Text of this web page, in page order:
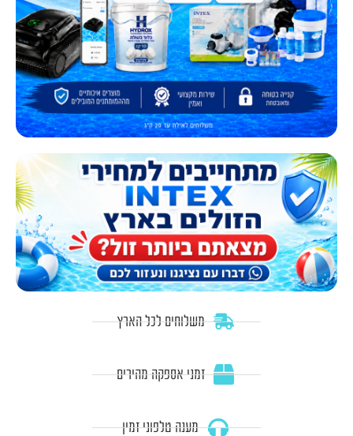
משלוחים לכל הארץ
זמני אספקה מהירים
מענה טלפוני זמין